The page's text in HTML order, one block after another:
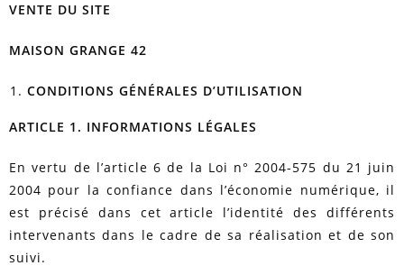
VENTE DU SITE
MAISON GRANGE 42
CONDITIONS GÉNÉRALES D’UTILISATION
ARTICLE 1. INFORMATIONS LÉGALES
En vertu de l’article 6 de la Loi n° 2004-575 du 21 juin
2004 pour la confiance dans l’économie numérique, il
est précisé dans cet article l’identité des différents
intervenants dans le cadre de sa réalisation et de son
suivi.